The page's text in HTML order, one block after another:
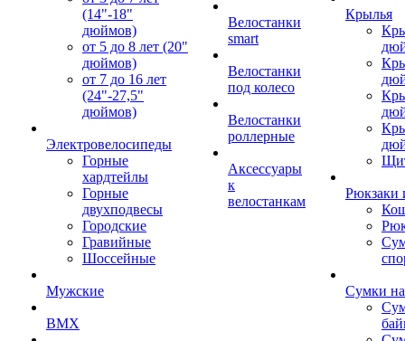
(14"-18"
дюймов)
от 5 до 8 лет (20"
дюймов)
от 7 до 16 лет
(24"-27,5"
дюймов)
Электровелосипеды
Горные
хардтейлы
Горные
двухподвесы
Городские
Гравийные
Шоссейные
Мужские
BMX
Велостанки
smart
Велостанки
под колесо
Велостанки
роллерные
Аксессуары
к
велостанкам
Крылья
Рюкзаки
Сумки